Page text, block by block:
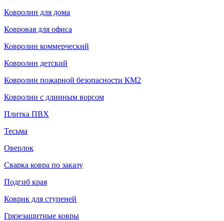
Ковролин для дома
Ковровая для офиса
Ковролин коммерческий
Ковролин детский
Ковролин пожарной безопасности КМ2
Ковролин с длинным ворсом
Плитка ПВХ
Тесьма
Оверлок
Сварка ковра по заказу
Подгиб края
Коврик для ступеней
Грязезащитные ковры